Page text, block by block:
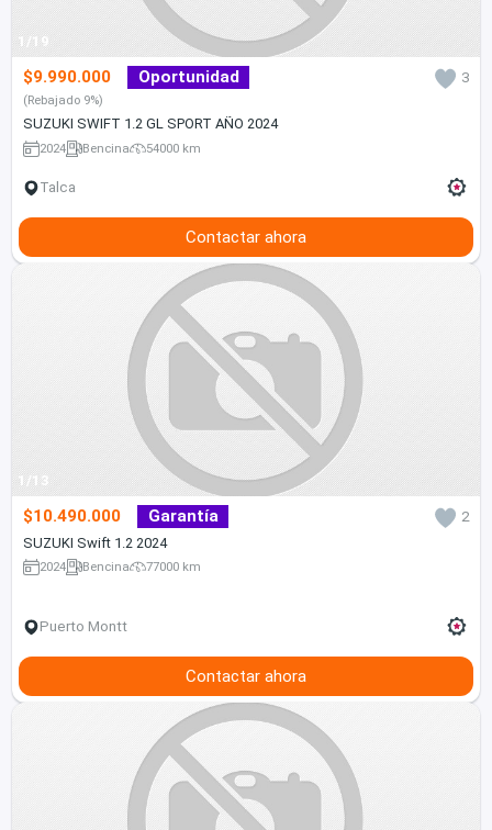
1/19
$9.990.000 Oportunidad 3
(Rebajado 9%)
SUZUKI SWIFT 1.2 GL SPORT AÑO 2024
2024 Bencina 54000 km
Talca
Contactar ahora
1/13
$10.490.000 Garantía
2
SUZUKI Swift 1.2 2024
2024 Bencina 77000 km
Puerto Montt
Contactar ahora